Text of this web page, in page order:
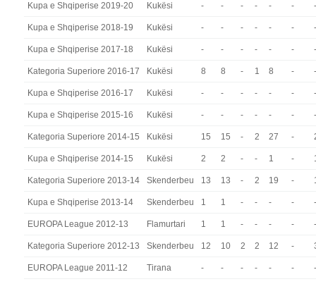
Kupa e Shqiperise 2019-20 Kukësi - - - - - - -
Kupa e Shqiperise 2018-19 Kukësi - - - - - - -
Kupa e Shqiperise 2017-18 Kukësi - - - - - - -
Kategoria Superiore 2016-17 Kukësi 8 8 - 1 8 - -
Kupa e Shqiperise 2016-17 Kukësi - - - - - - -
Kupa e Shqiperise 2015-16 Kukësi - - - - - - -
Kategoria Superiore 2014-15 Kukësi 15 15 - 2 27 -
Kupa e Shqiperise 2014-15 Kukësi 2 2 - - 1 -
Kategoria Superiore 2013-14 Skenderbeu 13 13 - 2 19 -
Kupa e Shqiperise 2013-14 Skenderbeu 1 1 - - - - -
EUROPA League 2012-13 Flamurtari 1 1 - - - - -
Kategoria Superiore 2012-13 Skenderbeu 12 10 2 2 12 -
EUROPA League 2011-12 Tirana - - - - - - -